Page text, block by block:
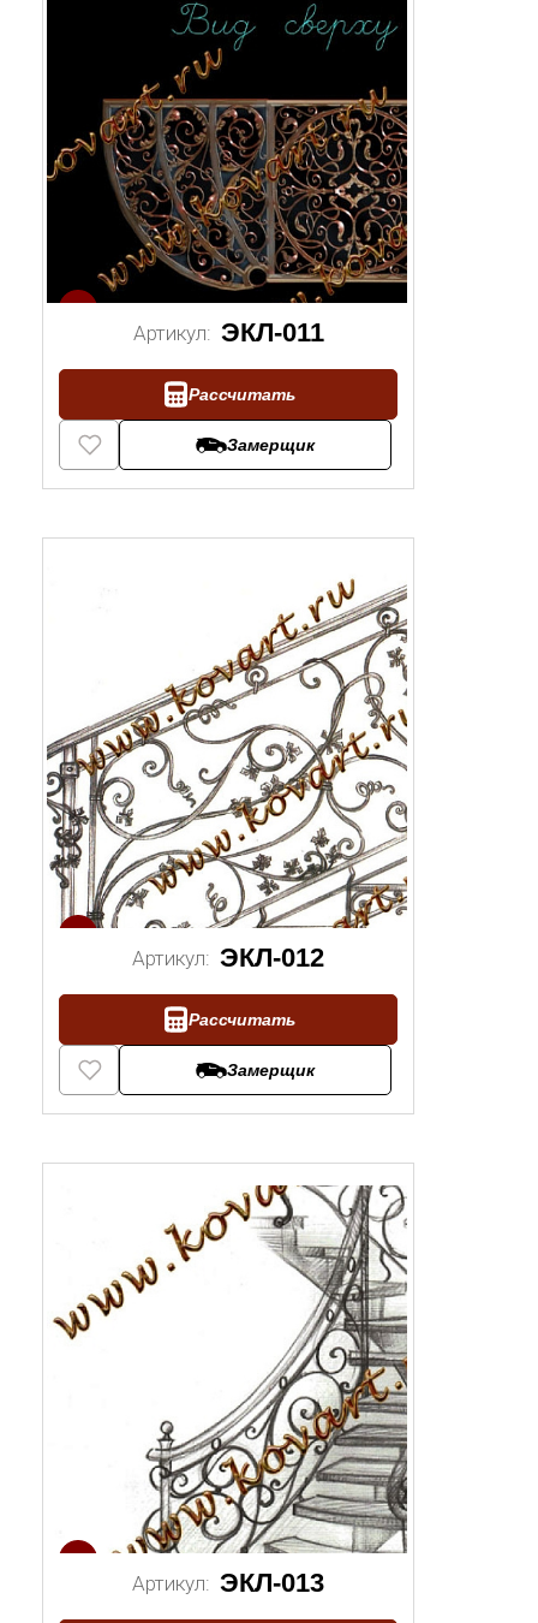
Артикул: ЭКЛ-011
Рассчитать
Замерщик
Артикул: ЭКЛ-012
Рассчитать
Замерщик
Артикул: ЭКЛ-013